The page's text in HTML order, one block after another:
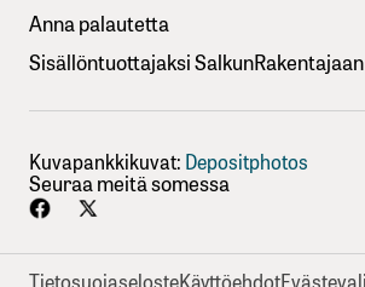
Anna palautetta
Sisällöntuottajaksi SalkunRakentajaan
Kuvapankkikuvat: Depositphotos
Seuraa meitä somessa
TietosuojaselosteKäyttöehdot